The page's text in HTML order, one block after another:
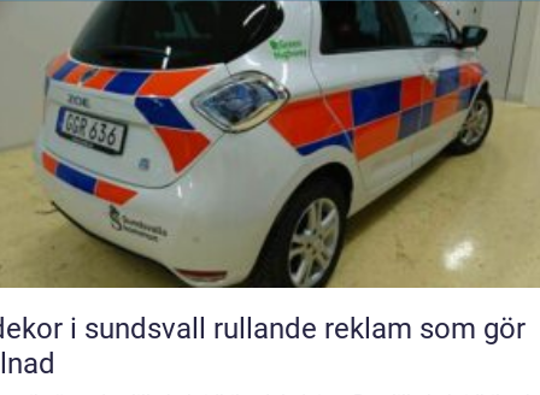
sundsvall rullande reklam som gör